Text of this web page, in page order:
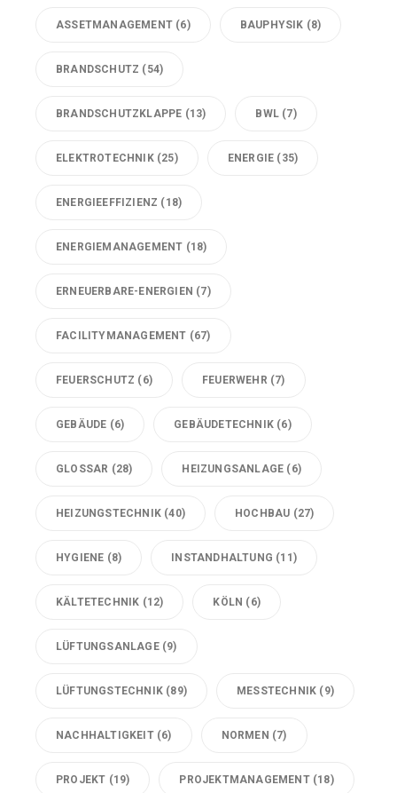
ASSETMANAGEMENT (6) BAUPHYSIK (8)
BRANDSCHUTZ (54)
BRANDSCHUTZKLAPPE (13) BWL (7)
ELEKTROTECHNIK(25) ENERGIE (35)
ENERGIEEFFIZIENZ (18)
ENERGIEMANAGEMENT (18)
ERNEUERBARE-ENERGIEN (7)
FACILITYMANAGEMENT (67)
FEUERSCHUTZ (6) FEUERWEHR (7)
GEBÄUDE (6) GEBÄUDETECHNIK (6)
GLOSSAR (28) HEIZUNGSANLAGE (6)
HEIZUNGSTECHNIK (40) HOCHBAU (27)
HYGIENE (8) INSTANDHALTUNG (11)
KÄLTETECHNIK (12) KÖLN (6)
LÜFTUNGSANLAGE(9)
LÜFTUNGSTECHNIK (89) MESSTECHNIK (9)
NACHHALTIGKEIT(6) NORMEN (7)
PROJEKT (19) PROJEKTMANAGEMENT(18)